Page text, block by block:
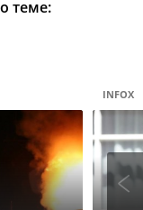
теме:
INFOX